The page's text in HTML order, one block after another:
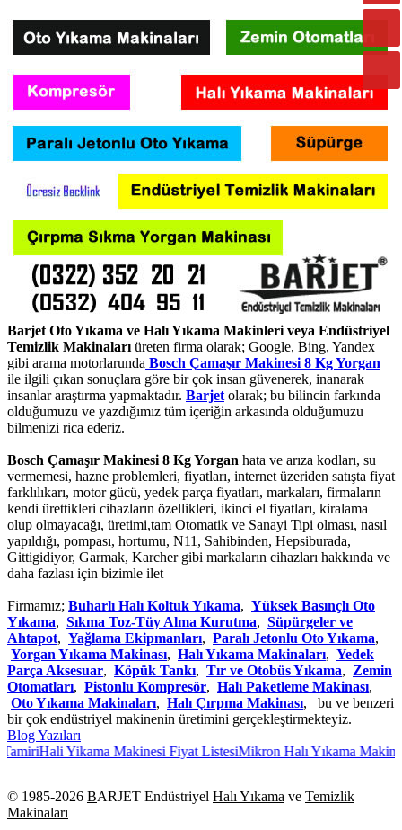
Barjet Oto Yıkama ve Halı Yıkama Makinleri veya Endüstriyel
Temizlik Makinalarıüreten firma olarak; Google, Bing, Yandex
gibi arama motorlarunda Bosch Çamaşır Makinesi 8 Kg Yorgan
ile ilgili çıkan sonuçlara göre bir çok insan güvenerek, inanarak
insanlar araştırma yapmaktadır. Barjetolarak; bu bilincin farkında
olduğumuzu ve yazdığımız tüm içeriğin arkasında olduğumuzu
bilmenizi rica ederiz.
Bosch Çamaşır Makinesi 8 Kg Yorgan hata ve arıza kodları, su
vermemesi, hazne problemleri, fiyatları, internet üzeriden satışta fiyat
farklılıkarı, motor gücü, yedek parça fiyatları, markaları, firmaların
kendi ürettikleri cihazların özellikleri, ikinci el fiyatları, kiralama
olup olmayacağı, üretimi,tam Otomatik ve Sanayi Tipi olması, nasıl
yapıldığı, pompası, hortumu, N11, Sahibinden, Hepsiburada,
Gittigidiyor, Garmak, Karcher gibi markaların cihazları hakkında ve
daha fazlası için bizimle ilet
Firmamız; Buharlı Halı Koltuk Yıkama, Yüksek Basınçlı Oto
Yıkama, Sıkma Toz-Tüy Alma Kurutma, Süpürgeler ve
Ahtapot, Yağlama Ekipmanları, Paralı Jetonlu Oto Yıkama,
Yorgan Yıkama Makinası, Halı Yıkama Makinaları, Yedek
Parça Aksesuar, Köpük Tankı, Tır ve Otobüs Yıkama, Zemin
Otomatları, Pistonlu Kompresör, Halı Paketleme Makinası,
Oto Yıkama Makinaları, Halı Çırpma Makinası, bu ve benzeri
bir çok endüstriyel makinenin üretimini gerçekleştirmekteyiz.
Blog Yazıları
Hali Yikama Makinesi Fiyat ListesiMikron Halı Yıkama Makinası
© 1985-2026 BARJET Endüstriyel Halı Yıkama ve Temizlik
Makinaları